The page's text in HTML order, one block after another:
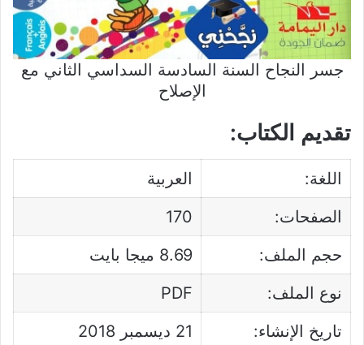
جسر النجاح السنة السادسة السداسي الثاني مع
الإصلاح
تقديم الكتاب:
اللغة:
العربية
الصفحات:
170
حجم الملف:
8.69 ميجا بايت
نوع الملف:
PDF
تاريخ الإنشاء:
21 ديسمبر 2018